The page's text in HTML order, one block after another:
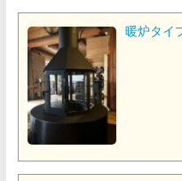
暖炉タイ